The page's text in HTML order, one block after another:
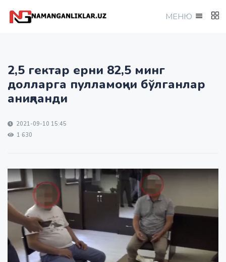
МEНЮ
2,5 гектар ерни 82,5 минг
долларга пулламоқчи бўлганлар
аниқланди
2021-09-10 15:45
1 630